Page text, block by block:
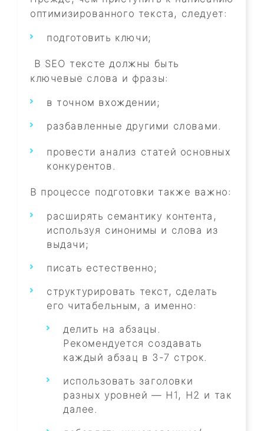
оптимизированного текста, следует:
подготовить ключи;
В SEO тексте должны быть
ключевые слова и фразы:
в точном вхождении;
разбавленные другими словами.
провести анализ статей основных
конкурентов.
В процессе подготовки также важно:
расширять семантику контента,
используя синонимы и слова из
выдачи;
писать естественно;
структурировать текст, сделать
его читабельным, а именно:
делить на абзацы.
Рекомендуется создавать
каждый абзац в 3-7 строк.
использовать заголовки
разных уровней — H1, H2 и так
далее.